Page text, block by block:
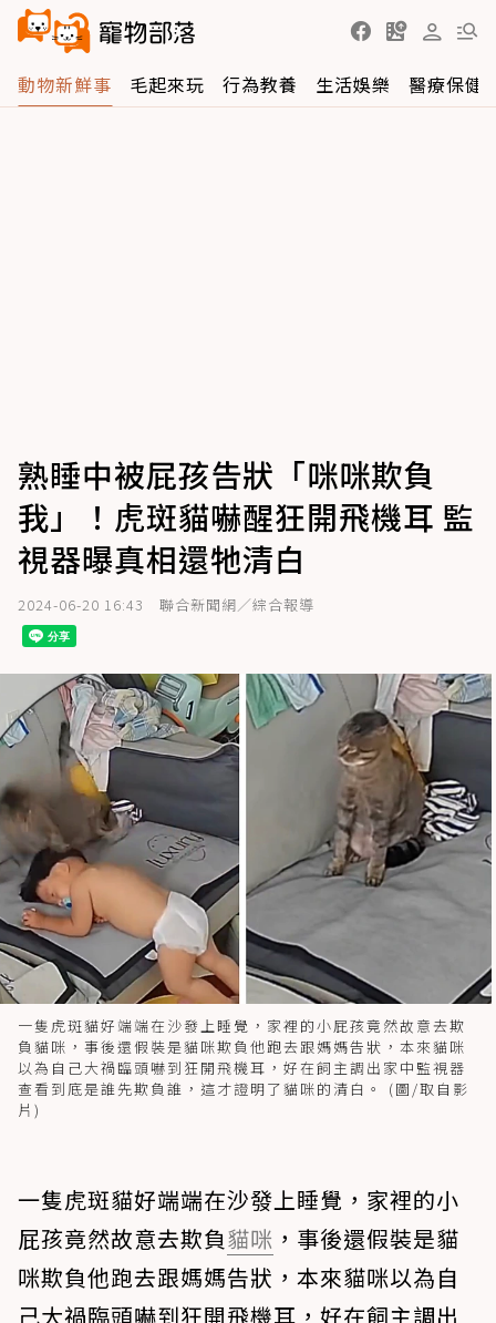
動物新鮮事 毛起來玩 行為教養 生活娛樂 醫療保健
熟睡中被屁孩告狀「咪咪欺負
我」！虎斑貓嚇醒狂開飛機耳 監
視器曝真相還牠清白
2024-06-20 16:43 聯合新聞網／綜合報導
一隻虎斑貓好端端在沙發上睡覺，家裡的小屁孩竟然故意去欺
負貓咪，事後還假裝是貓咪欺負他跑去跟媽媽告狀，本來貓咪
以為自己大禍臨頭嚇到狂開飛機耳，好在飼主調出家中監視器
查看到底是誰先欺負誰，這才證明了貓咪的清白。 (圖/取自影
片)
一隻虎斑貓好端端在沙發上睡覺，家裡的小
屁孩竟然故意去欺負貓咪 ，事後還假裝是貓
咪欺負他跑去跟媽媽告狀，本來貓咪以為自
己大禍臨頭嚇到狂開飛機耳，好在飼主調出